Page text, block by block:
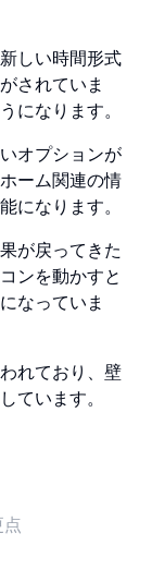
しい時間形式
されていま
になります。
オプションが
ーム関連の情
になります。
が戻ってきた
ンを動かすと
なっていま
れており、壁
ています。